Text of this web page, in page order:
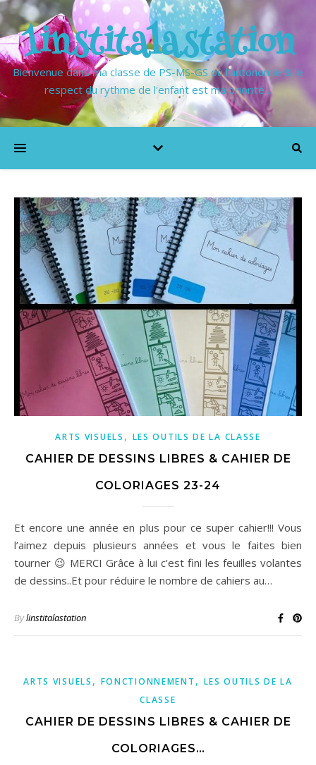
1institalastation
Bienvenue dans ma classe de PS-MS-GS où l'autonomie & le
respect du rythme de l'enfant est ma priorité…
ARTS VISUELS , LES OUTILS DE LA CLASSE
CAHIER DE DESSINS LIBRES & CAHIER DE
COLORIAGES 23-24
Et encore une année en plus pour ce super cahier!!! Vous
l’aimez depuis plusieurs années et vous le faites bien
tourner 😉 MERCI Grâce à lui c’est fini les feuilles volantes
de dessins..Et pour réduire le nombre de cahiers au…
Bylinstitalastation
ARTS VISUELS , FONCTIONNEMENT , LES OUTILS DE LA
CLASSE
CAHIER DE DESSINS LIBRES & CAHIER DE
COLORIAGES…